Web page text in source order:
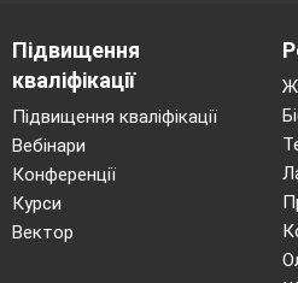
Підвищення
кваліфікації
Підвищення кваліфікації
Вебінари
Конференції
Курси
Вектор